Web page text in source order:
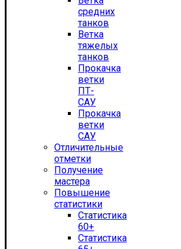
средних
танков
Ветка
тяжелых
танков
Прокачка
ветки
ПТ-
САУ
Прокачка
ветки
САУ
Отличительные
отметки
Получение
мастера
Повышение
статистики
Статистика
60+
Статистика